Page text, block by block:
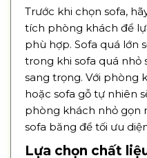
Trước khi chọn sofa,
tích phòng khách để
phù hợp. Sofa quá lớn
trong khi sofa quá nhỏ
sang trọng. Với phòng
hoặc sofa gỗ tự nhiên
phòng khách nhỏ gọn
sofa băng để tối ưu
Lựa chọn chất